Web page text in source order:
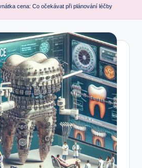
cena: Co očekávat při plánování léčby